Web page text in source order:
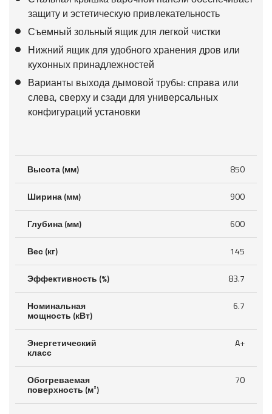
защиту и эстетическую привлекательность
Съемный зольный ящик для легкой чистки
Нижний ящик для удобного хранения дров или
кухонных принадлежностей
Варианты выхода дымовой трубы: справа или
слева, сверху и сзади для универсальных
конфигураций установки
Высота (мм) 850
Ширина (мм) 900
Глубина (мм) 600
Вес (кг) 145
Эффективность (%) 83.7
Номинальная
мощность (кВт)
6.7
Энергетический
класс
A+
Обогреваемая
поверхность (м²)
70